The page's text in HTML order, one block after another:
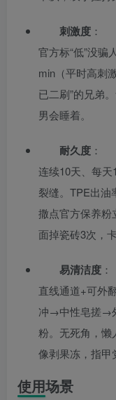
刺激度 ：
官方标“低”没骗
min（平时高刺
已二刷”的兄弟
男会睡着。
耐久度 ：
连续10天、每
裂缝。TPE出油
撒点官方保养粉
面掉瓷砖3次，
易清洁度 ：
直线通道+可外
冲→中性皂搓→
粉。无死角，
像剥果冻，指甲
使用场景